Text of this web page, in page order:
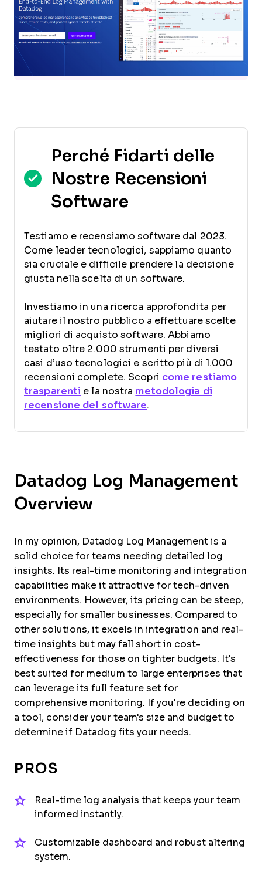
Perché Fidarti delle
Nostre Recensioni
Software
Testiamo e recensiamo software dal 2023.
Come leader tecnologici, sappiamo quanto
sia cruciale e difficile prendere la decisione
giusta nella scelta di un software.
Investiamo in una ricerca approfondita per
aiutare il nostro pubblico a effettuare scelte
migliori di acquisto software. Abbiamo
testato oltre 2.000 strumenti per diversi
casi d’uso tecnologici e scritto più di 1.000
recensioni complete. Scopri come restiamo
trasparenti e la nostra metodologia di
recensione del software.
Datadog Log Management
Overview
In my opinion, Datadog Log Management is a
solid choice for teams needing detailed log
insights. Its real-time monitoring and integration
capabilities make it attractive for tech-driven
environments. However, its pricing can be steep,
especially for smaller businesses. Compared to
other solutions, it excels in integration and real-
time insights but may fall short in cost-
effectiveness for those on tighter budgets. It's
best suited for medium to large enterprises that
can leverage its full feature set for
comprehensive monitoring. If you're deciding on
a tool, consider your team's size and budget to
determine if Datadog fits your needs.
PROS
Real-time log analysis that keeps your team
informed instantly.
Customizable dashboard and robust altering
system.